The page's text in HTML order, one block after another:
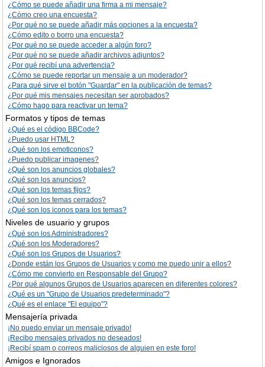
¿Cómo se puede añadir una firma a mi mensaje?
¿Cómo creo una encuesta?
¿Por qué no se puede añadir más opciones a la encuesta?
¿Cómo edito o borro una encuesta?
¿Por qué no se puede acceder a algún foro?
¿Por qué no se puede añadir archivos adjuntos?
¿Por qué recibí una advertencia?
¿Cómo se puede reportar un mensaje a un moderador?
¿Para qué sirve el botón "Guardar" en la publicación de temas?
¿Por qué mis mensajes necesitan ser aprobados?
¿Cómo hago para reactivar un tema?
Formatos y tipos de temas
¿Qué es el código BBCode?
¿Puedo usar HTML?
¿Qué son los emoticonos?
¿Puedo publicar imagenes?
¿Qué son los anuncios globales?
¿Qué son los anuncios?
¿Qué son los temas fijos?
¿Qué son los temas cerrados?
¿Qué son los iconos para los temas?
Niveles de usuario y grupos
¿Qué son los Administradores?
¿Qué son los Moderadores?
¿Qué son los Grupos de Usuarios?
¿Donde están los Grupos de Usuarios y como me puedo unir a ellos?
¿Cómo me convierto en Responsable del Grupo?
¿Por qué algunos Grupos de Usuarios aparecen en diferentes colores?
¿Qué es un "Grupo de Usuarios predeterminado"?
¿Qué es el enlace "El equipo"?
Mensajería privada
¡No puedo enviar un mensaje privado!
¡Recibo mensajes privados no deseados!
¡Recibí spam o correos maliciosos de alguien en este foro!
Amigos e Ignorados